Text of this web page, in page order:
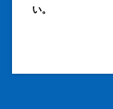
い。